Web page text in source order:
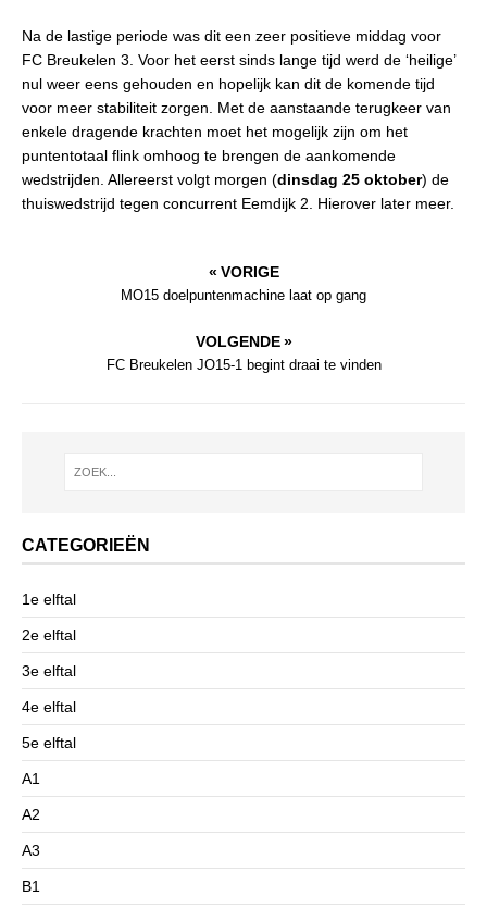
Na de lastige periode was dit een zeer positieve middag voor
FC Breukelen 3. Voor het eerst sinds lange tijd werd de ‘heilige’
nul weer eens gehouden en hopelijk kan dit de komende tijd
voor meer stabiliteit zorgen. Met de aanstaande terugkeer van
enkele dragende krachten moet het mogelijk zijn om het
puntentotaal flink omhoog te brengen de aankomende
wedstrijden. Allereerst volgt morgen (dinsdag 25 oktober) de
thuiswedstrijd tegen concurrent Eemdijk 2. Hierover later meer.
« VORIGE
MO15 doelpuntenmachine laat op gang
VOLGENDE »
FC Breukelen JO15-1 begint draai te vinden
CATEGORIEËN
1e elftal
2e elftal
3e elftal
4e elftal
5e elftal
A1
A2
A3
B1